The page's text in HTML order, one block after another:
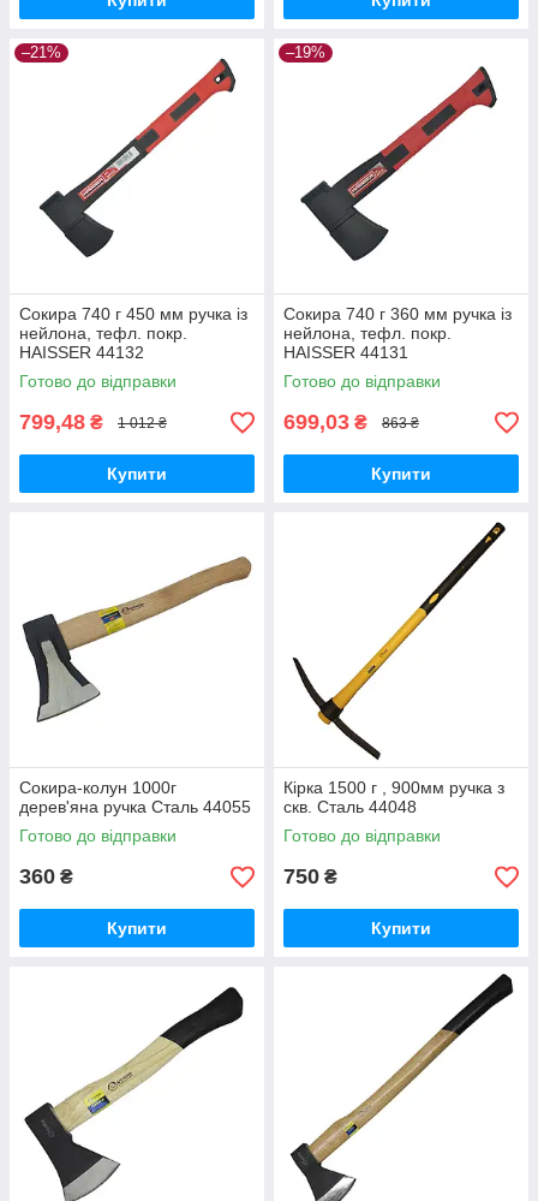
–21%
Сокира 740 г 450 мм ручка із
нейлона, тефл. покр.
HAISSER 44132
Готово до відправки
799,48 ₴ 1 012 ₴
Купити
–19%
Сокира 740 г 360 мм ручка із
нейлона, тефл. покр.
HAISSER 44131
Готово до відправки
699,03 ₴ 863 ₴
Купити
Сокира-колун 1000г
дерев'яна ручка Сталь 44055
Готово до відправки
360 ₴
Купити
Кірка 1500 г , 900мм ручка з
скв. Сталь 44048
Готово до відправки
750 ₴
Купити